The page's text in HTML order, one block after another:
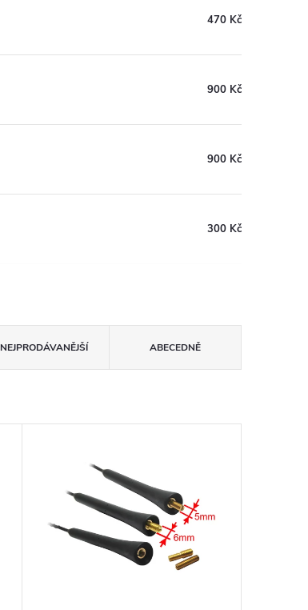
470 Kč
900 Kč
900 Kč
300 Kč
NEJPRODÁVANĚJŠÍ ABECEDNĚ